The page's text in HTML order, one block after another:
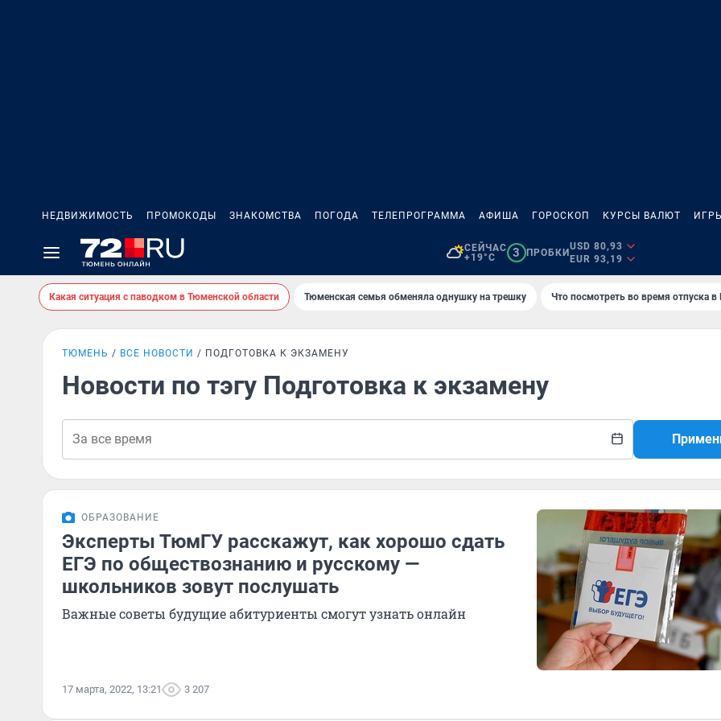
НЕДВИЖИМОСТЬ ПРОМОКОДЫ ЗНАКОМСТВА ПОГОДА ТЕЛЕПРОГРАММА АФИША ГОРОСКОП КУРСЫ ВАЛЮТ
СЕЙЧАС
+19°C
3 ПРОБКИ
USD 80,93
EUR 93,19
Какая ситуация с паводком в Тюменской области Тюменская семья обменяла однушку на трешку Что посмотреть во время отпуска в
ТЮМЕНЬ ВСЕ НОВОСТИ ПОДГОТОВКА К ЭКЗАМЕНУ
Новости по тэгу Подготовка к экзамену
ОБРАЗОВАНИЕ
Эксперты ТюмГУ расскажут, как хорошо сдать
ЕГЭ по обществознанию и русскому —
школьников зовут послушать
Важные советы будущие абитуриенты смогут узнать онлайн
17 марта, 2022, 13:21 3 207